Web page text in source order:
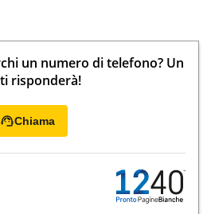
un numero di telefono? Un
risponderà!
Chiama